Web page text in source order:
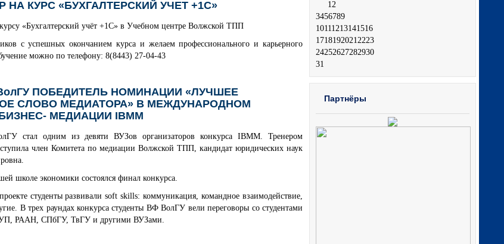
КУРС «БУХГАЛТЕРСКИЙ УЧЕТ +1С»
«Бухгалтерский учёт +1С» в Учебном центре Волжской ТПП
с успешных окончанием курса и желаем профессионального и карьерного
можно по телефону: 8(8443) 27-04-43
ПОБЕДИТЕЛЬ НОМИНАЦИИ «ЛУЧШЕЕ
СЛОВО МЕДИАТОРА» В МЕЖДУНАРОДНОМ
МЕДИАЦИИ IBMM
стал одним из девяти ВУЗов организаторов конкурса IBMM. Тренером
член Комитета по медиации Волжской ТПП, кандидат юридических наук
школе экономики состоялся финал конкурса.
студенты развивали soft skills: коммуникация, командное взаимодействие,
В трех раундах конкурса студенты ВФ ВолГУ вели переговоры со студентами
РААН, СПбГУ, ТвГУ и другими ВУЗами.
12
3456789
10111213141516
17181920212223
24252627282930
31
Партнёры